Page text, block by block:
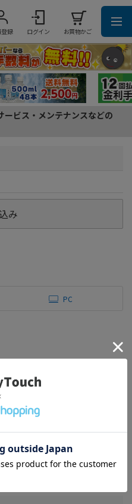
登録 ログイン お買物かご
ービス・メンテナンスなどの
み
PC